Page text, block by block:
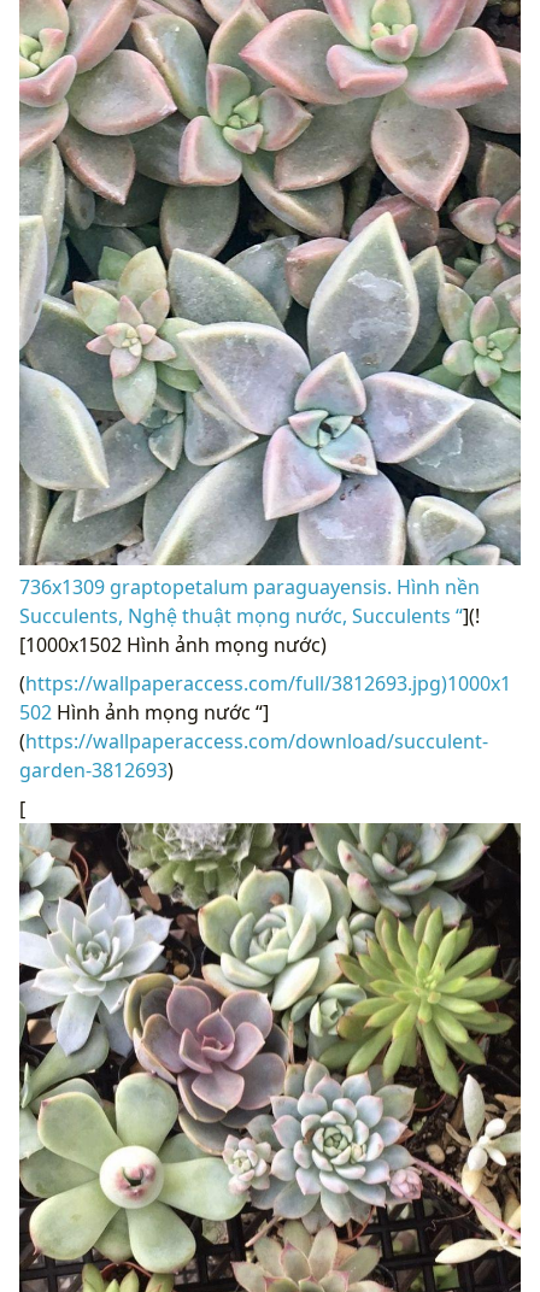
736x1309 graptopetalum paraguayensis. Hình nền
Succulents, Nghệ thuật mọng nước, Succulents “](!
[1000x1502 Hình ảnh mọng nước)
(https://wallpaperaccess.com/full/3812693.jpg)1000x1
502 Hình ảnh mọng nước “]
(https://wallpaperaccess.com/download/succulent-
garden-3812693)
[